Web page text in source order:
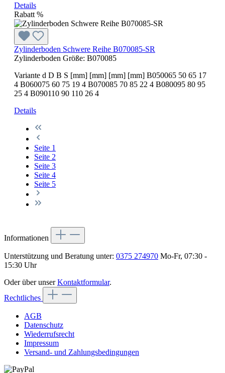
Details
Rabatt %
Zylinderboden Schwere Reihe B070085-SR
Zylinderboden Größe: B070085
Variante d D B S [mm] [mm] [mm] [mm] B050065 50 65 17
4 B060075 60 75 19 4 B070085 70 85 22 4 B080095 80 95
25 4 B090110 90 110 26 4
Details
Seite 1
Seite 2
Seite 3
Seite 4
Seite 5
Informationen
Unterstützung und Beratung unter: 0375 274970 Mo-Fr, 07:30 -
15:30 Uhr
Oder über unserKontaktformular.
Rechtliches
AGB
Datenschutz
Wiederrufsrecht
Impressum
Versand- und Zahlungsbedingungen